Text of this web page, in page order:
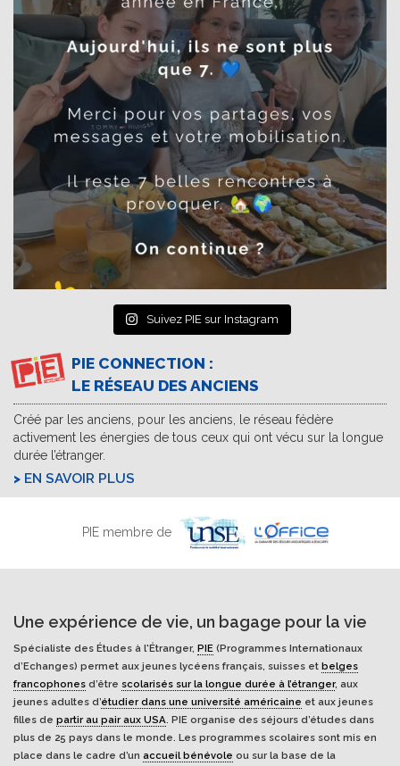
Suivez PIE sur Instagram
PIE CONNECTION :
LE RÉSEAU DES ANCIENS
Créé par les anciens, pour les anciens, le réseau fédère
activement les énergies de tous ceux qui ont vécu sur la longue
durée l’étranger.
EN SAVOIR PLUS
PIE membre de
Une expérience de vie, un bagage pour la vie
Spécialiste des Études à l'Étranger, PIE (Programmes Internationaux
d’Echanges) permet aux jeunes lycéens français, suisses et belges
francophones d’être scolarisés sur la longue durée à l’étranger, aux
jeunes adultes d’étudier dans une université américaine et aux jeunes
filles de partir au pair aux USA. PIE organise des séjours d’études dans
plus de 25 pays dans le monde. Les programmes scolaires sont mis en
place dans le cadre d’un accueil bénévole ou sur la base de la